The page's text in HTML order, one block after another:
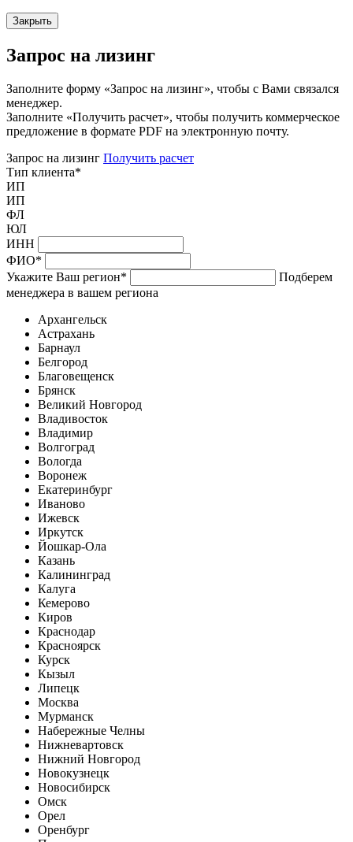
Закрыть
Запрос на лизинг
Заполните форму «Запрос на лизинг», чтобы с Вами связался
менеджер.
Заполните «Получить расчет», чтобы получить коммерческое
предложение в формате PDF на электронную почту.
Запрос на лизинг Получить расчет
Тип клиента*
ИП
ИП
ФЛ
ЮЛ
ИНН
ФИО*
Укажите Ваш регион*
Подберем
менеджера в вашем региона
Архангельск
Астрахань
Барнаул
Белгород
Благовещенск
Брянск
Великий Новгород
Владивосток
Владимир
Волгоград
Вологда
Воронеж
Екатеринбург
Иваново
Ижевск
Иркутск
Йошкар-Ола
Казань
Калининград
Калуга
Кемерово
Киров
Краснодар
Красноярск
Курск
Кызыл
Липецк
Москва
Мурманск
Набережные Челны
Нижневартовск
Нижний Новгород
Новокузнецк
Новосибирск
Омск
Орел
Оренбург